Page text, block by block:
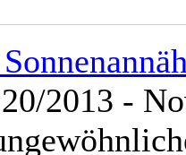
20/2013 -